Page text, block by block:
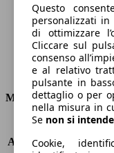
Elettrica/Benzina
Carburante
Motore e Prestazioni
KW (PS)
Accelerazione (0-100
Questo
personalizzati in
di ottimizzare
Cliccare sul
consenso
e al relativo
pulsante in
dettaglio o per
nella misura in
Se non si intende
Cookie,